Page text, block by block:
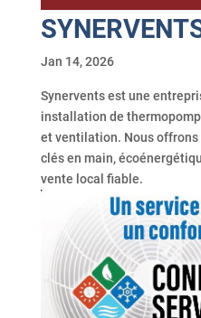
Jan 14, 2026
Synervents est une
installation de
et ventilation. Nous
clés en main,
vente local fiable.